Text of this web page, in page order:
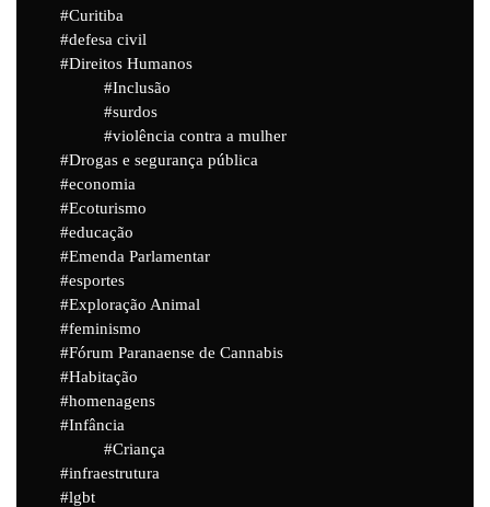
Curitiba
defesa civil
Direitos Humanos
Inclusão
surdos
violência contra a mulher
Drogas e segurança pública
economia
Ecoturismo
educação
Emenda Parlamentar
esportes
Exploração Animal
feminismo
Fórum Paranaense de Cannabis
Habitação
homenagens
Infância
Criança
infraestrutura
lgbt